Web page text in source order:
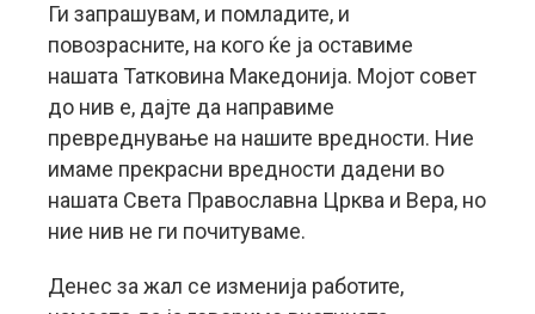
Ги запрашувам, и помладите, и
повозрасните, на кого ќе ја оставиме
нашата Татковина Македонија. Мојот совет
до нив е, дајте да направиме
превреднување на нашите вредности. Ние
имаме прекрасни вредности дадени во
нашата Света Православна Црква и Вера, но
ние нив не ги почитуваме.
Денес за жал се изменија работите,